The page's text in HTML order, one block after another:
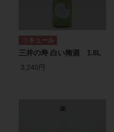
リキュール
三井の寿 白い梅酒 1.8L
3,240円